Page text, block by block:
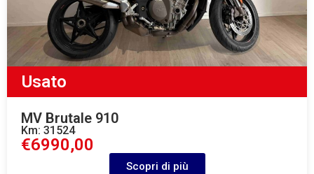
Usato
MV Brutale 910
Km: 31524
€6990,00
Scopri di più